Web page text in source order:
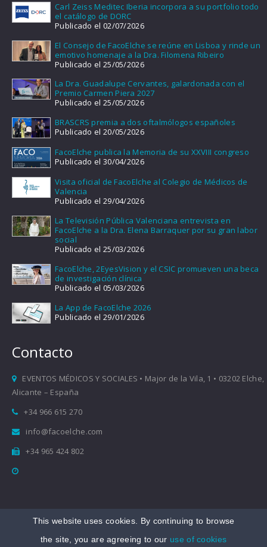
Carl Zeiss Meditec Iberia incorpora a su portfolio todo
el catálogo de DORC
Publicado el 02/07/2026
El Consejo de FacoElche se reúne en Lisboa y rinde un
emotivo homenaje a la Dra. Filomena Ribeiro
Publicado el 25/05/2026
La Dra. Guadalupe Cervantes, galardonada con el
Premio Carmen Piera 2027
Publicado el 25/05/2026
BRASCRS premia a dos oftalmólogos españoles
Publicado el 20/05/2026
FacoElche publica la Memoria de su XXVIII congreso
Publicado el 30/04/2026
Visita oficial de FacoElche al Colegio de Médicos de
Valencia
Publicado el 29/04/2026
La Televisión Pública Valenciana entrevista en
FacoElche a la Dra. Elena Barraquer por su gran labor
social
Publicado el 25/03/2026
FacoElche, 2EyesVision y el CSIC promueven una beca
de investigación clínica
Publicado el 05/03/2026
La App de FacoElche 2026
Publicado el 29/01/2026
Contacto
EVENTOS MÉDICOS Y SOCIALES • Major de la Vila, 1 • 03202 Elche,
Alicante – España
+34 966 615 270
info@facoelche.com
+34 965 424 802
Copyright © 2008-2026 FacoElche
This website uses cookies. By continuing to browse
the site, you are agreeing to our use of cookies